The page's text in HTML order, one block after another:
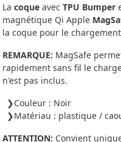
La coque avec TPU Bumper
magnétique Qi Apple
la coque pour le
REMARQUE: MagSafe
rapidement sans fil le
n'est pas inclus.
Couleur : Noir
Matériau : plastique /
ATTENTION: Convient